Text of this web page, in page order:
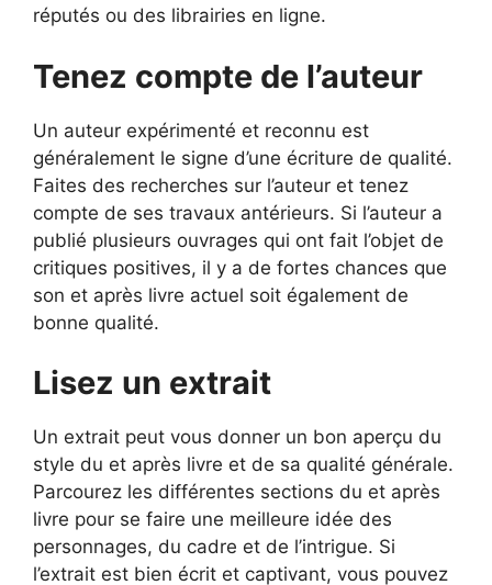
réputés ou des librairies en ligne.
Tenez compte de l’auteur
Un auteur expérimenté et reconnu est
généralement le signe d’une écriture de qualité.
Faites des recherches sur l’auteur et tenez
compte de ses travaux antérieurs. Si l’auteur a
publié plusieurs ouvrages qui ont fait l’objet de
critiques positives, il y a de fortes chances que
son et après livre actuel soit également de
bonne qualité.
Lisez un extrait
Un extrait peut vous donner un bon aperçu du
style du et après livre et de sa qualité générale.
Parcourez les différentes sections du et après
livre pour se faire une meilleure idée des
personnages, du cadre et de l’intrigue. Si
l’extrait est bien écrit et captivant, vous pouvez